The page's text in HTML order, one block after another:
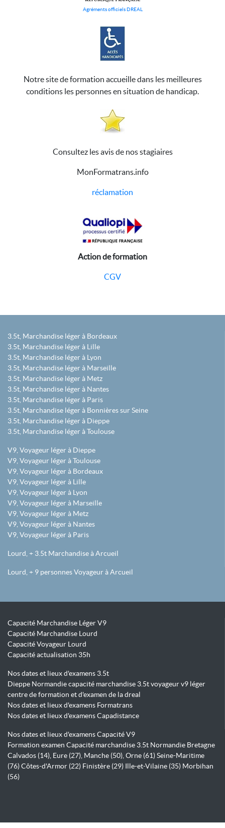
Agréments officiels DREAL
Notre site de formation accueille dans les meilleures
conditions les personnes en situation de handicap.
Consultez les avis de nos stagiaires
MonFormatrans.info
réclamation
Action de formation
CGV
3.5t, Marchandise léger à Bordeaux
3.5t, Marchandise léger à Lille
3.5t, Marchandise léger à Lyon
3.5t, Marchandise léger à Marseille
3.5t, Marchandise léger à Metz
3.5t, Marchandise léger à Nantes
3.5t, Marchandise léger à Paris
3.5t, Marchandise léger à Bonnières sur Seine
3.5t, Marchandise léger à Dieppe
3.5t, Marchandise léger à Toulouse
V9, Voyageur léger à Dieppe
V9, Voyageur léger à Toulouse
V9, Voyageur léger à Bordeaux
V9, Voyageur léger à Lille
V9, Voyageur léger à Lyon
V9, Voyageur léger à Marseille
V9, Voyageur léger à Metz
V9, Voyageur léger à Nantes
V9, Voyageur léger à Paris
Lourd, + 3.5t Marchandise à Arcueil
Lourd, + 9 personnes Voyageur à Arcueil
Capacité Marchandise Léger V9
Capacité Marchandise Lourd
Capacité Voyageur Lourd
Capacité actualisation 35h
Nos dates et lieux d'examens 3.5t
Dieppe Normandie capacité marchandise 3.5t voyageur v9 léger
centre de formation et d'examen de la dreal
Nos dates et lieux d'examens Formatrans
Nos dates et lieux d'examens Capadistance
Nos dates et lieux d'examens Capacité V9
Formation examen Capacité marchandise 3.5t Normandie Bretagne
Calvados (14), Eure (27), Manche (50), Orne (61) Seine-Maritime
(76) Côtes-d'Armor (22) Finistère (29) Ille-et-Vilaine (35) Morbihan
(56)